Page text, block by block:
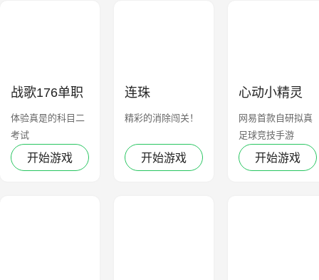
战歌176单职
业
体验真是的科目二
考试
开始游戏
连珠
精彩的消除闯关！
开始游戏
心动小精灵
网易首款自研拟真
足球竞技手游
开始游戏